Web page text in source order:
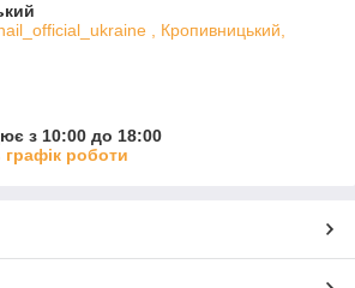
, Кропивницький,
з 10:00 до 18:00
роботи